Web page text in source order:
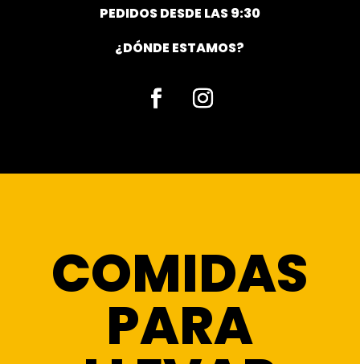
PEDIDOS DESDE LAS 9:30
¿DÓNDE ESTAMOS?
COMIDAS
PARA